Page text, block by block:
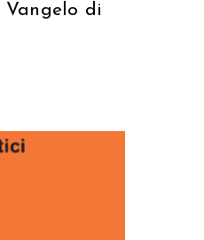
Vangelo di